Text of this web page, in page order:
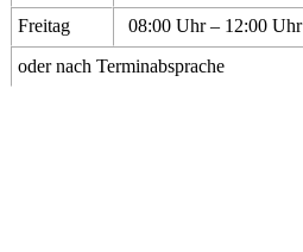
Freitag
08:00 Uhr – 12:00 Uhr
oder nach Terminabsprache